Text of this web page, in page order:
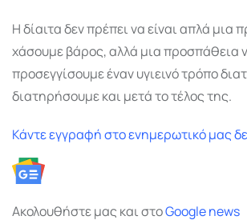
Η δίαιτα δεν πρέπει να είναι απλά μια
χάσουμε βάρος, αλλά μια προσπάθεια
προσεγγίσουμε έναν υγιεινό τρόπο
διατηρήσουμε και μετά το τέλος της.
Κάντε εγγραφή στο ενημερωτικό μας
Ακολουθήστε μας και στοGooglenews